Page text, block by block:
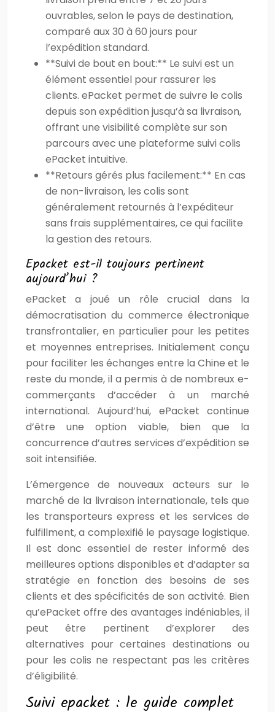
ouvrables, selon le pays de destination,
comparé aux 30 à 60 jours pour
l’expédition standard.
**Suivi de bout en bout:** Le suivi est un
élément essentiel pour rassurer les
clients. ePacket permet de suivre le colis
depuis son expédition jusqu’à sa livraison,
offrant une visibilité complète sur son
parcours avec une plateforme suivi colis
ePacket intuitive.
**Retours gérés plus facilement:** En cas
de non-livraison, les colis sont
généralement retournés à l’expéditeur
sans frais supplémentaires, ce qui facilite
la gestion des retours.
Epacket est-il toujours pertinent
aujourd’hui ?
ePacket a joué un rôle crucial dans la
démocratisation du commerce électronique
transfrontalier, en particulier pour les petites
et moyennes entreprises. Initialement conçu
pour faciliter les échanges entre la Chine et le
reste du monde, il a permis à de nombreux e-
commerçants d’accéder à un marché
international. Aujourd’hui, ePacket continue
d’être une option viable, bien que la
concurrence d’autres services d’expédition se
soit intensifiée.
L’émergence de nouveaux acteurs sur le
marché de la livraison internationale, tels que
les transporteurs express et les services de
fulfillment, a complexifié le paysage logistique.
Il est donc essentiel de rester informé des
meilleures options disponibles et d’adapter sa
stratégie en fonction des besoins de ses
clients et des spécificités de son activité. Bien
qu’ePacket offre des avantages indéniables, il
peut être pertinent d’explorer des
alternatives pour certaines destinations ou
pour les colis ne respectant pas les critères
d’éligibilité.
Suivi epacket : le guide complet